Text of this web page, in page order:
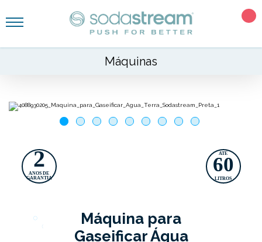
Máquinas
2
ANOS DE
GARANTIA
ATÉ
60
LITROS
Máquina para
Gaseificar Água